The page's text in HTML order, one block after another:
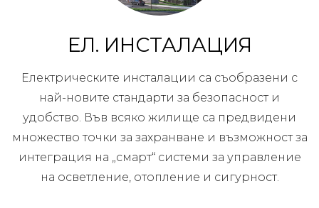
ЕЛ. ИНСТАЛАЦИЯ
Електрическите инсталации са съобразени с
най-новите стандарти за безопасност и
удобство. Във всяко жилище са предвидени
множество точки за захранване и възможност за
интеграция на „смарт“ системи за управление
на осветление, отопление и сигурност.